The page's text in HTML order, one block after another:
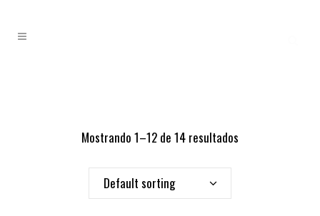
Mostrando 1–12 de 14 resultados
Default sorting